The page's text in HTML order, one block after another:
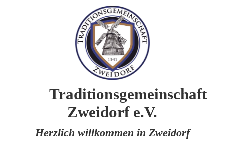
Traditionsgemeinschaft
Zweidorf e.V.
Herzlich willkommen in Zweidorf